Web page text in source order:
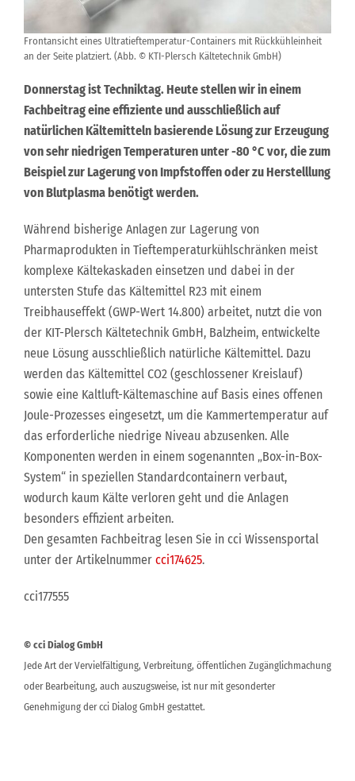
Frontansicht eines Ultratieftemperatur-Containers mit Rückkühleinheit
an der Seite platziert. (Abb. © KTI-Plersch Kältetechnik GmbH)
Donnerstag ist Techniktag. Heute stellen wir in einem
Fachbeitrag eine effiziente und ausschließlich auf
natürlichen Kältemitteln basierende Lösung zur Erzeugung
von sehr niedrigen Temperaturen unter -80 °C vor, die zum
Beispiel zur Lagerung von Impfstoffen oder zu Herstelllung
von Blutplasma benötigt werden.
Während bisherige Anlagen zur Lagerung von
Pharmaprodukten in Tieftemperaturkühlschränken meist
komplexe Kältekaskaden einsetzen und dabei in der
untersten Stufe das Kältemittel R23 mit einem
Treibhauseffekt (GWP-Wert 14.800) arbeitet, nutzt die von
der KIT-Plersch Kältetechnik GmbH, Balzheim, entwickelte
neue Lösung ausschließlich natürliche Kältemittel. Dazu
werden das Kältemittel CO2 (geschlossener Kreislauf)
sowie eine Kaltluft-Kältemaschine auf Basis eines offenen
Joule-Prozesses eingesetzt, um die Kammertemperatur auf
das erforderliche niedrige Niveau abzusenken. Alle
Komponenten werden in einem sogenannten „Box-in-Box-
System“ in speziellen Standardcontainern verbaut,
wodurch kaum Kälte verloren geht und die Anlagen
besonders effizient arbeiten.
Den gesamten Fachbeitrag lesen Sie in cci Wissensportal
unter der Artikelnummer cci174625.
cci177555
© cci Dialog GmbH
Jede Art der Vervielfältigung, Verbreitung, öffentlichen Zugänglichmachung
oder Bearbeitung, auch auszugsweise, ist nur mit gesonderter
Genehmigung der cci Dialog GmbH gestattet.